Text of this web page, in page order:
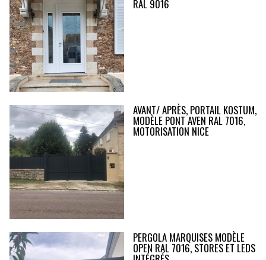
RAL 9016
AVANT/ APRÈS, PORTAIL KOSTUM,
MODÈLE PONT AVEN RAL 7016,
MOTORISATION NICE
PERGOLA MARQUISES MODÈLE
OPEN RAL 7016, STORES ET LEDS